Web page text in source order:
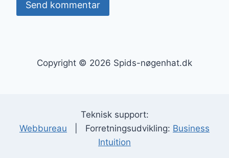
Copyright © 2026 Spids-nøgenhat.dk
Teknisk support:
Webbureau | Forretningsudvikling: Business
Intuition